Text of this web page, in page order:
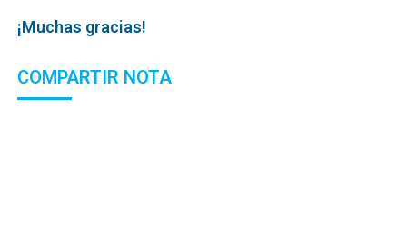
¡Muchas gracias!
COMPARTIR NOTA